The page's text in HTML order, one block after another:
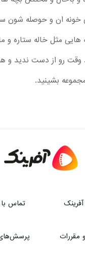
ان و حوصله شون
هایی مثل خاله ستاره و
رو از دست ندید و
بشینید.
آفرینک تماس
مقررات